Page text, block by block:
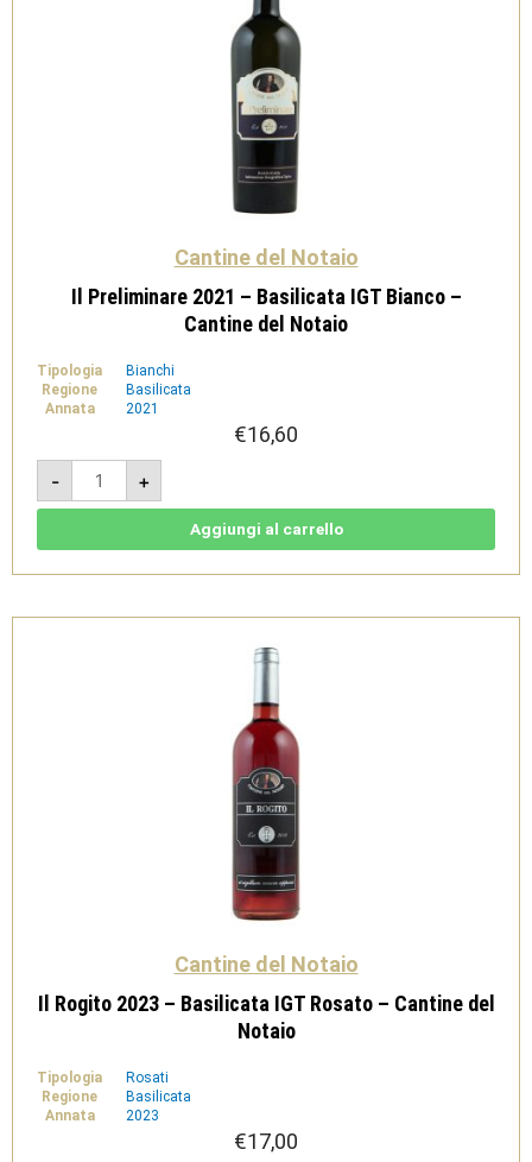
Cantine del Notaio
Il Preliminare 2021 – Basilicata IGT Bianco –
Cantine del Notaio
Tipologia
Bianchi
Regione
Basilicata
Annata
2021
€16,60
-
Il
Preliminare
2021
-
-
Notaio
+
Aggiungi al carrello
Cantine del Notaio
Il Rogito 2023 – Basilicata IGT Rosato – Cantine del
Notaio
Tipologia
Rosati
Regione
Basilicata
Annata
2023
€17,00